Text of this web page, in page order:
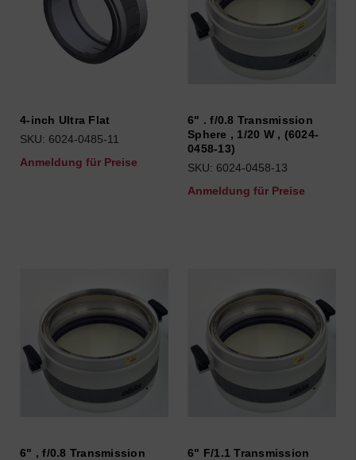
4-inch Ultra Flat
SKU: 6024-0485-11
Anmeldung für Preise
6" . f/0.8 Transmission
Sphere , 1/20 W , (6024-
0458-13)
SKU: 6024-0458-13
Anmeldung für Preise
6" , f/0.8 Transmission
6" F/1.1 Transmission